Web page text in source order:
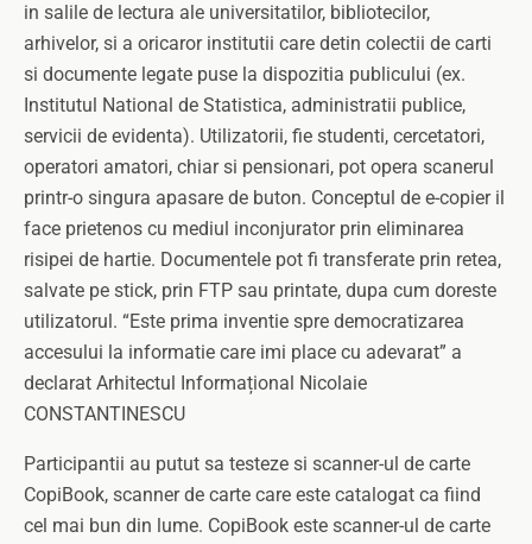
in salile de lectura ale universitatilor, bibliotecilor,
arhivelor, si a oricaror institutii care detin colectii de carti
si documente legate puse la dispozitia publicului (ex.
Institutul National de Statistica, administratii publice,
servicii de evidenta). Utilizatorii, fie studenti, cercetatori,
operatori amatori, chiar si pensionari, pot opera scanerul
printr-o singura apasare de buton. Conceptul de e-copier il
face prietenos cu mediul inconjurator prin eliminarea
risipei de hartie. Documentele pot fi transferate prin retea,
salvate pe stick, prin FTP sau printate, dupa cum doreste
utilizatorul. “Este prima inventie spre democratizarea
accesului la informatie care imi place cu adevarat” a
declarat Arhitectul Informațional Nicolaie
CONSTANTINESCU
Participantii au putut sa testeze si scanner-ul de carte
CopiBook, scanner de carte care este catalogat ca fiind
cel mai bun din lume. CopiBook este scanner-ul de carte